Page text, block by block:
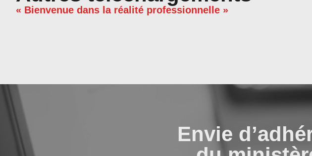
« Bienvenue dans la réalité professionnelle »
Envie